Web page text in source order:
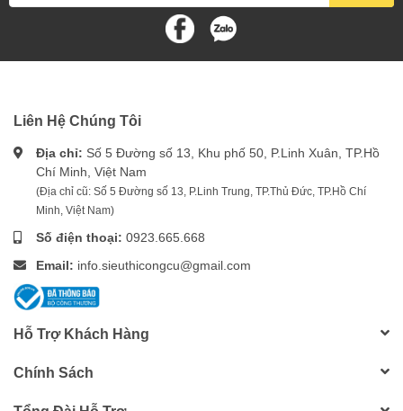
Liên Hệ Chúng Tôi
Địa chỉ: Số 5 Đường số 13, Khu phố 50, P.Linh Xuân, TP.Hồ
Chí Minh, Việt Nam
(Địa chỉ cũ: Số 5 Đường số 13, P.Linh Trung, TP.Thủ Đức, TP.Hồ Chí
Minh, Việt Nam)
Số điện thoại: 0923.665.668
Email: info.sieuthicongcu@gmail.com
Hỗ Trợ Khách Hàng
Chính Sách